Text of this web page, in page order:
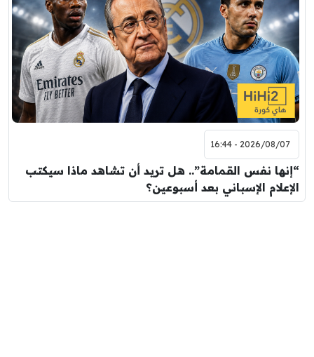
2026/08/07 - 16:44
“إنها نفس القمامة”.. هل تريد أن تشاهد ماذا سيكتب
الإعلام الإسباني بعد أسبوعين؟